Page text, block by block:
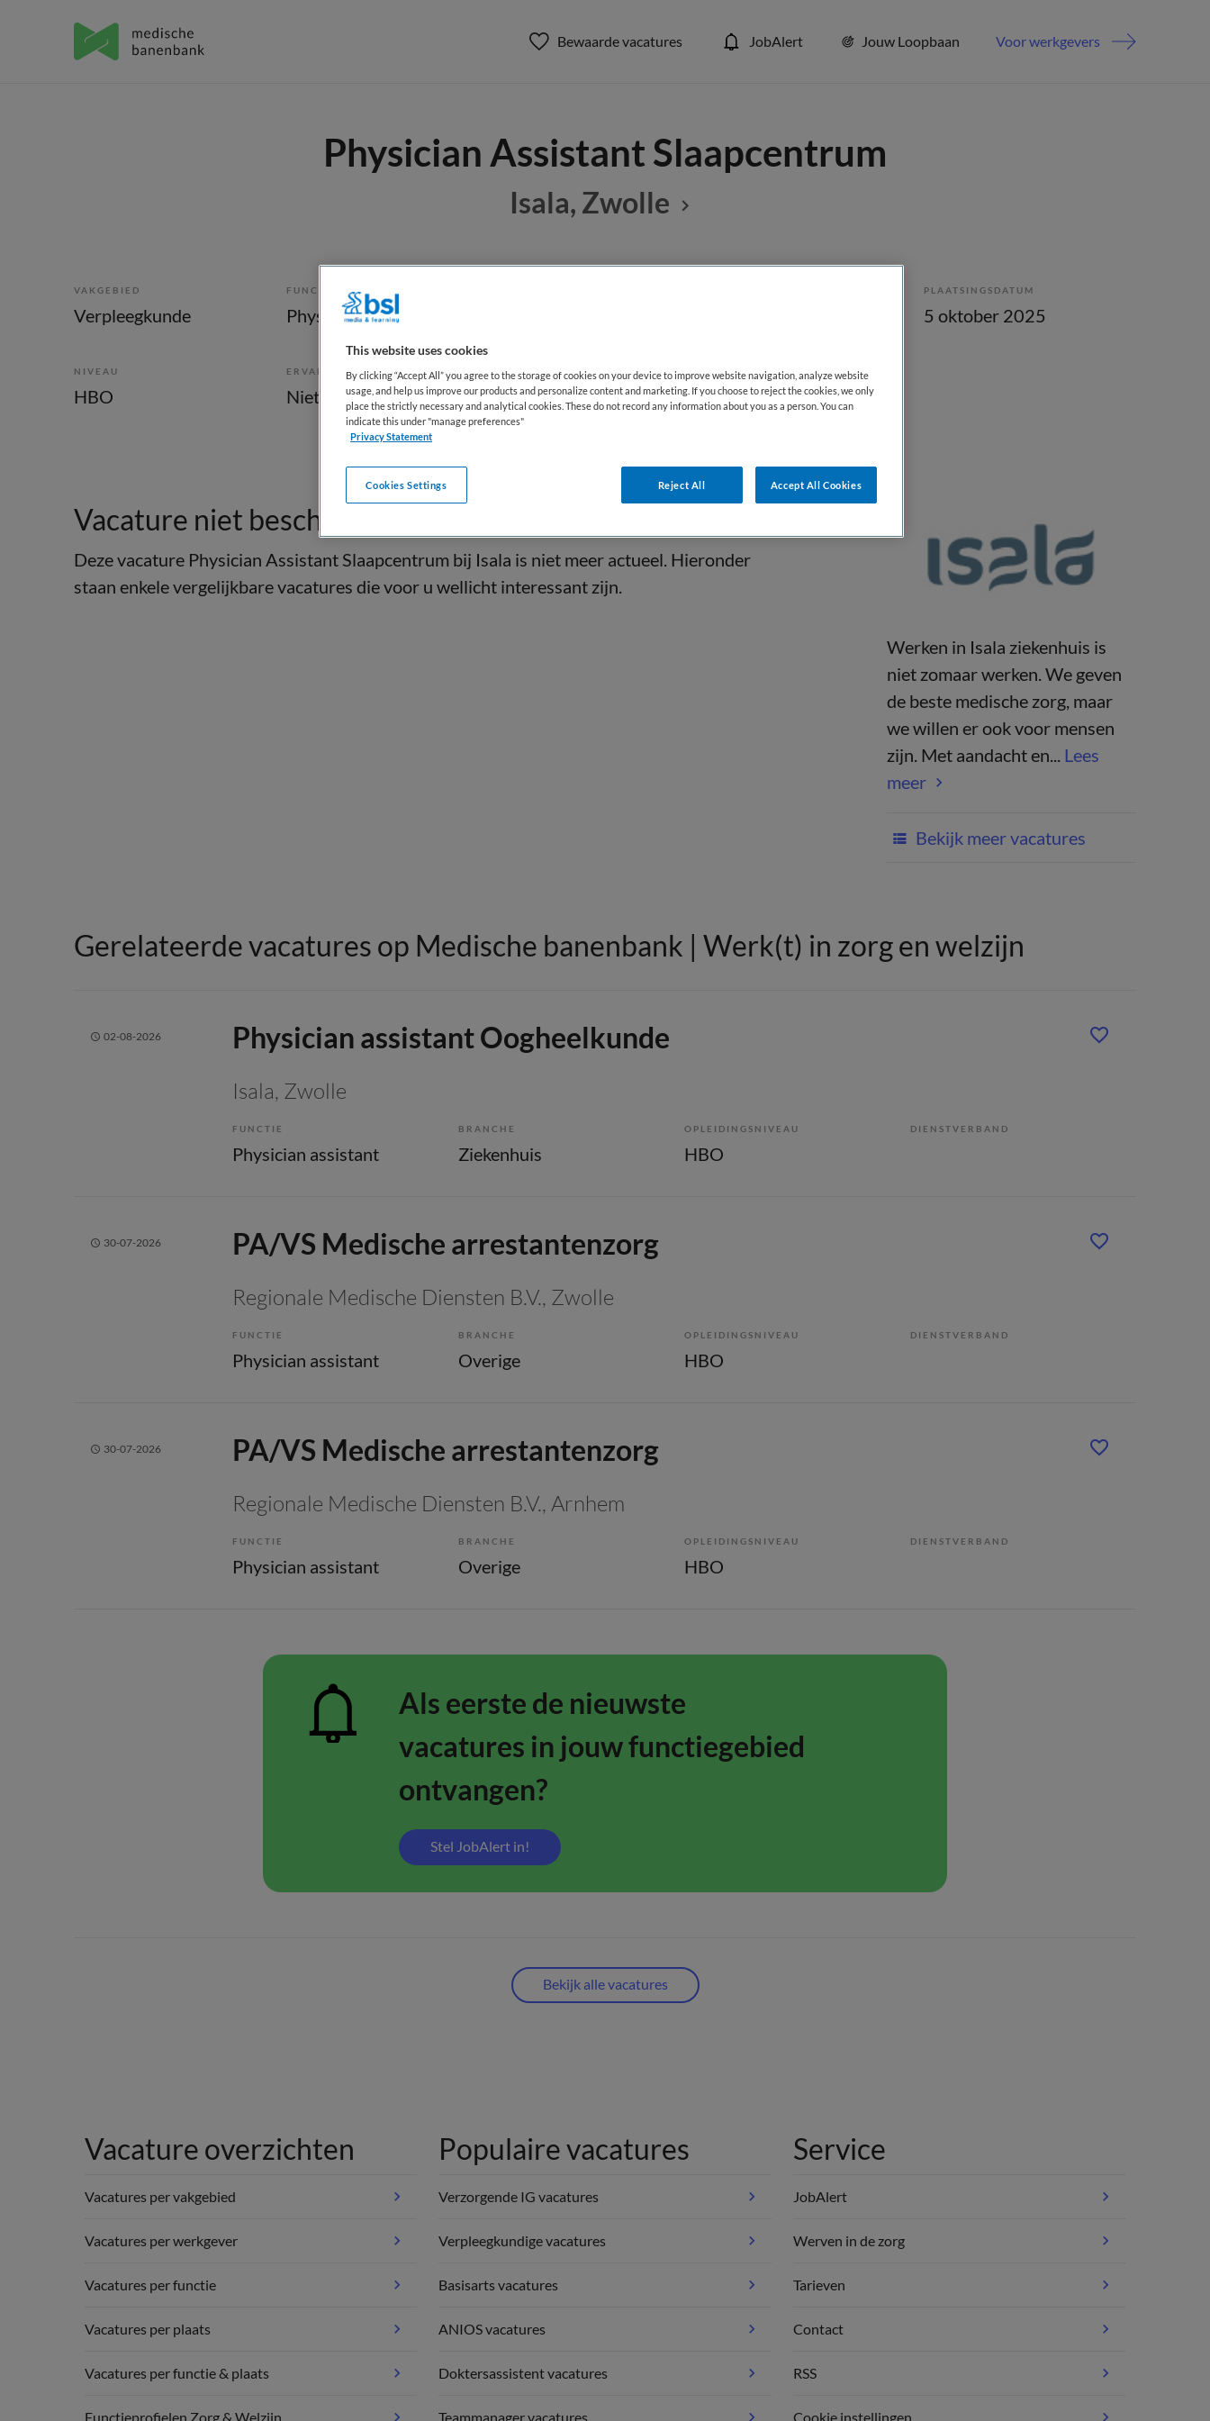
Bewaarde vacatures JobAlert Jouw Loopbaan Voor werkgevers
Physician Assistant Slaapcentrum
Isala, Zwolle
VAKGEBIED
Verpleegkunde
FUNCTIE
Physician assistant
PLAATSINGSDATUM
5 oktober 2025
NIVEAU
HBO
ERVARING
Niet nader bepaald
DIENSTVERBAND
Fulltime
Vacature niet beschikbaar
Deze vacature Physician Assistant Slaapcentrum bij Isala is niet meer actueel. Hieronder
staan enkele vergelijkbare vacatures die voor u wellicht interessant zijn.
Werken in Isala ziekenhuis is
niet zomaar werken. We geven
de beste medische zorg, maar
we willen er ook voor mensen
zijn. Met aandacht en... Lees
meer
Bekijk meer vacatures
Gerelateerde vacatures op Medische banenbank | Werk(t) in zorg en welzijn
02-08-2026 Physician assistant Oogheelkunde
Isala, Zwolle
FUNCTIE
Physician assistant
BRANCHE
Ziekenhuis
OPLEIDINGSNIVEAU
HBO
DIENSTVERBAND
30-07-2026 PA/VS Medische arrestantenzorg
Regionale Medische Diensten B.V., Zwolle
FUNCTIE
Physician assistant
BRANCHE
Overige
OPLEIDINGSNIVEAU
HBO
DIENSTVERBAND
30-07-2026 PA/VS Medische arrestantenzorg
Regionale Medische Diensten B.V., Arnhem
FUNCTIE
Physician assistant
BRANCHE
Overige
OPLEIDINGSNIVEAU
HBO
DIENSTVERBAND
Als eerste de nieuwste
vacatures in jouw functiegebied
ontvangen?
Stel JobAlert in!
Bekijk alle vacatures
Vacature overzichten
Vacatures per vakgebied
Vacatures per werkgever
Vacatures per functie
Vacatures per plaats
Vacatures per functie & plaats
Functieprofielen Zorg & Welzijn
Populaire vacatures
Verzorgende IG vacatures
Verpleegkundige vacatures
Basisarts vacatures
ANIOS vacatures
Doktersassistent vacatures
Teammanager vacatures
Service
JobAlert
Werven in de zorg
Tarieven
Contact
RSS
Cookie instellingen
This website uses cookies
By clicking “Accept All” you agree to the storage of cookies on your device to improve website navigation, analyze website
usage, and help us improve our products and personalize content and marketing. If you choose to reject the cookies, we only
place the strictly necessary and analytical cookies. These do not record any information about you as a person. You can
indicate this under "manage preferences"
Privacy Statement
Reject All Accept All Cookies
Cookies Settings